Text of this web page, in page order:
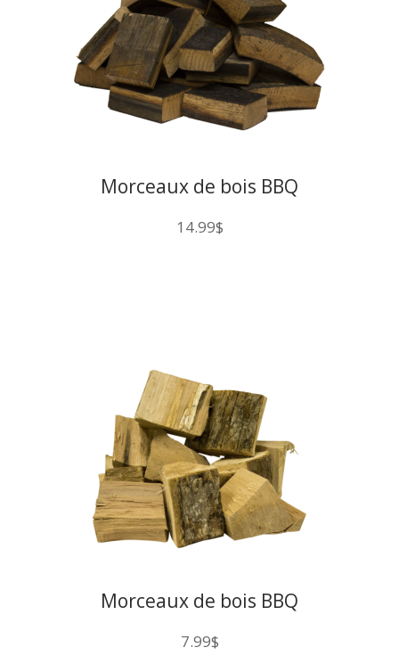
Morceaux de bois BBQ
14.99$
Morceaux de bois BBQ
7.99$